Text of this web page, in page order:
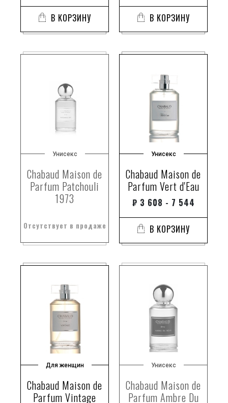
В КОРЗИНУ В КОРЗИНУ
Унисекс
Chabaud Maison de
Parfum Patchouli
1973
Отсутствует в продаже
Унисекс
Chabaud Maison de
Parfum Vert d'Eau
₽ 3 608 - 7 544
В КОРЗИНУ
Для женщин
Chabaud Maison de
Parfum Vintage
Унисекс
Chabaud Maison de
Parfum Ambre Du